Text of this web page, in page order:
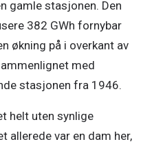
gamle stasjonen. Den
382 GWh fornybar
økning på i overkant av
med
stasjonen fra 1946.
helt uten synlige
allerede var en dam her,